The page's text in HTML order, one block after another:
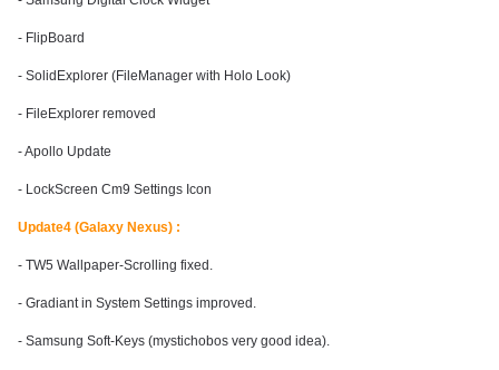
- FlipBoard
- SolidExplorer (FileManager with Holo Look)
- FileExplorer removed
- Apollo Update
- LockScreen Cm9 Settings Icon
Update4 (Galaxy Nexus) :
- TW5 Wallpaper-Scrolling fixed.
- Gradiant in System Settings improved.
- Samsung Soft-Keys (mystichobos very good idea).